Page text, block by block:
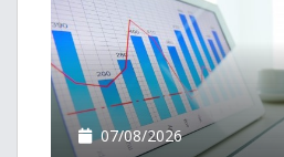
07/08/2026